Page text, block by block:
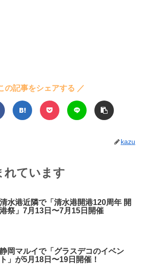
の記事をシェアする ／
kazu
れています
清水港近隣で「清水港開港120周年 開
港祭」7月13日〜7月15日開催
静岡マルイで「グラスデコのイベン
ト」が5月18日〜19日開催！